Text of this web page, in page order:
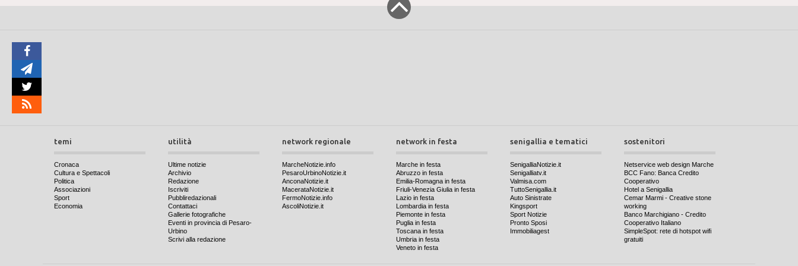
temi
Cronaca
Cultura e Spettacoli
Politica
Associazioni
Sport
Economia
utilità
Ultime notizie
Archivio
Redazione
Iscriviti
Pubbliredazionali
Contattaci
Gallerie fotografiche
Eventi in provincia di Pesaro-
Urbino
Scrivi alla redazione
network regionale
MarcheNotizie.info
PesaroUrbinoNotizie.it
AnconaNotizie.it
MacerataNotizie.it
FermoNotizie.info
AscoliNotizie.it
network in festa
Marche in festa
Abruzzo in festa
Emilia-Romagna in festa
Friuli-Venezia Giulia in festa
Lazio in festa
Lombardia in festa
Piemonte in festa
Puglia in festa
Toscana in festa
Umbria in festa
Veneto in festa
senigallia e tematici
SenigalliaNotizie.it
Senigalliatv.it
Valmisa.com
TuttoSenigallia.it
Auto Sinistrate
Kingsport
Sport Notizie
Pronto Sposi
Immobiliagest
sostenitori
Netservice web design Marche
BCC Fano: Banca Credito
Cooperativo
Hotel a Senigallia
Cemar Marmi - Creative stone
working
Banco Marchigiano - Credito
Cooperativo Italiano
SimpleSpot: rete di hotspot wifi
gratuiti